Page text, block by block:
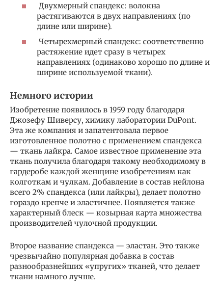
Двухмерный спандекс: волокна
растягиваются в двух направлениях (по
длине или ширине).
Четырехмерный спандекс: соответственно
растяжение идет сразу в четырех
направлениях (одинаково хорошо по длине и
ширине используемой ткани).
Немного истории
Изобретение появилось в 1959 году благодаря
Джозефу Шиверсу, химику лаборатории DuPont.
Эта же компания и запатентовала первое
изготовленное полотно с применением спандекса
— ткань лайкра. Самое известное применение эта
ткань получила благодаря такому необходимому в
гардеробе каждой женщине изобретениям как
колготкам и чулкам. Добавление в состав нейлона
всего 2% спандекса (или лайкры), делает полотно
гораздо крепче и эластичнее. Появляется также
характерный блеск — козырная карта множества
производителей чулочной продукции.
Второе название спандекса — эластан. Это также
чрезвычайно популярная добавка в состав
разнообразнейших «упругих» тканей, что делает
ткани намного лучше.